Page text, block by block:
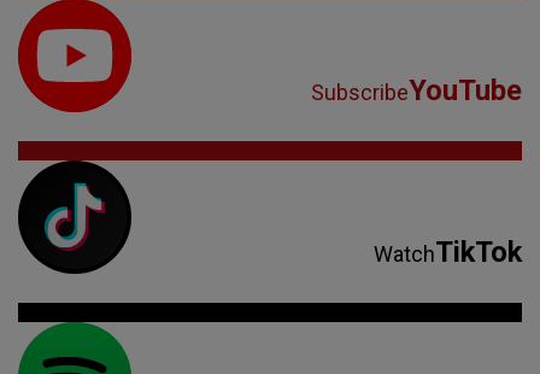
SubscribeYouTube
WatchTikTok